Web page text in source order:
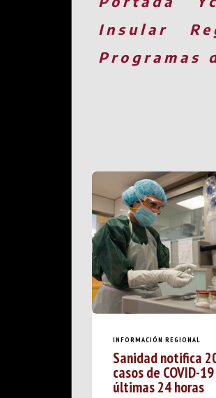
Insular
Programas
INFORMACIÓN REGIONAL
Sanidad notifica
casos de COVID-
últimas 24 horas